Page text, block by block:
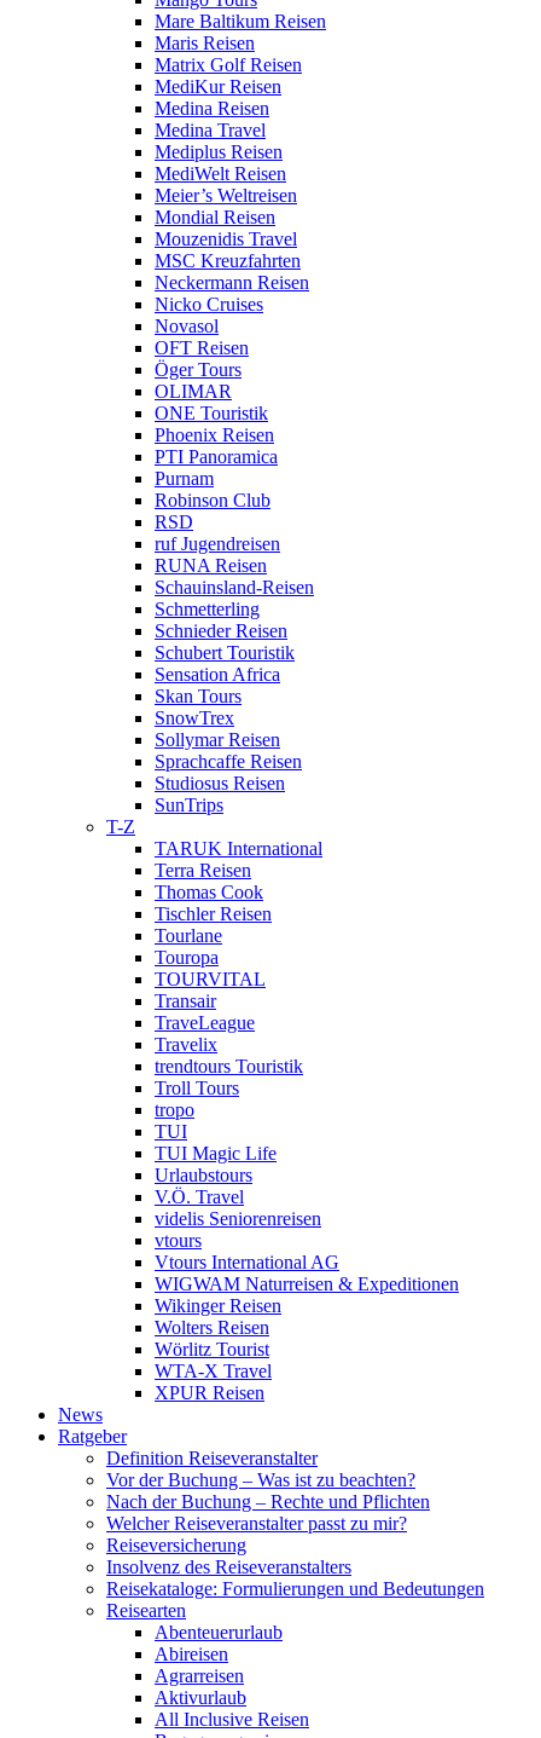
Mare Baltikum Reisen
Maris Reisen
Matrix Golf Reisen
MediKur Reisen
Medina Reisen
Medina Travel
Mediplus Reisen
MediWelt Reisen
Meier’s Weltreisen
Mondial Reisen
Mouzenidis Travel
MSC Kreuzfahrten
Neckermann Reisen
Nicko Cruises
Novasol
OFT Reisen
Öger Tours
OLIMAR
ONE Touristik
Phoenix Reisen
PTI Panoramica
Purnam
Robinson Club
RSD
ruf Jugendreisen
RUNA Reisen
Schauinsland-Reisen
Schmetterling
Schnieder Reisen
Schubert Touristik
Sensation Africa
Skan Tours
SnowTrex
Sollymar Reisen
Sprachcaffe Reisen
Studiosus Reisen
SunTrips
T-Z
TARUK International
Terra Reisen
Thomas Cook
Tischler Reisen
Tourlane
Touropa
TOURVITAL
Transair
TraveLeague
Travelix
trendtours Touristik
Troll Tours
tropo
TUI
TUI Magic Life
Urlaubstours
V.Ö. Travel
videlis Seniorenreisen
vtours
Vtours International AG
WIGWAM Naturreisen & Expeditionen
Wikinger Reisen
Wolters Reisen
Wörlitz Tourist
WTA-X Travel
XPUR Reisen
News
Ratgeber
Definition Reiseveranstalter
Vor der Buchung – Was ist zu beachten?
Nach der Buchung – Rechte und Pflichten
Welcher Reiseveranstalter passt zu mir?
Reiseversicherung
Insolvenz des Reiseveranstalters
Reisekataloge: Formulierungen und Bedeutungen
Reisearten
Abenteuerurlaub
Abireisen
Agrarreisen
Aktivurlaub
All Inclusive Reisen